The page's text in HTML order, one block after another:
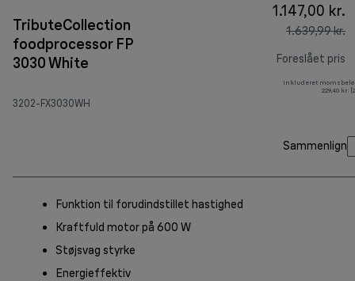
TributeCollection
foodprocessor FP
3030 White
3202-FX3030WH
1.147,00 kr.
1.639,99 kr.
Foreslået pris
Inkluderet
229,40 kr.
Sammenlign
Funktion til forudindstillet hastighed
Kraftfuld motor på 600 W
Støjsvag styrke
Energieffektiv